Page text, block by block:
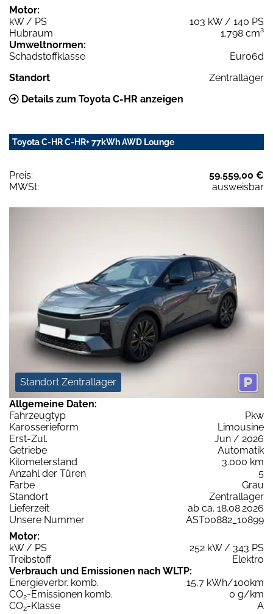
Motor:
kW / PS
103 kW / 140 PS
Hubraum
1.798 cm³
Umweltnormen:
Schadstoffklasse
Euro6d
Standort
Zentrallager
Details zum Toyota C-HR anzeigen
Toyota C-HR C-HR+ 77kWh AWD Lounge
Preis:
59.559,00 €
MWSt:
ausweisbar
Standort Zentrallager
Allgemeine Daten:
Fahrzeugtyp
Pkw
Karosserieform
Limousine
Erst-Zul.
Jun / 2026
Getriebe
Automatik
Kilometerstand
3.000 km
Anzahl der Türen
5
Farbe
Grau
Standort
Zentrallager
Lieferzeit
ab ca. 18.08.2026
Unsere Nummer
AST00882_10899
Motor:
kW / PS
252 kW / 343 PS
Treibstoff
Elektro
Verbrauch und Emissionen nach WLTP:
Energieverbr. komb.
15,7 kWh/100km
CO2-Emissionen komb.
0 g/km
CO2-Klasse
A